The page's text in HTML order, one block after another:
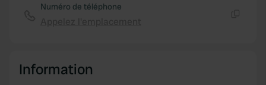
Numéro de téléphone
Information